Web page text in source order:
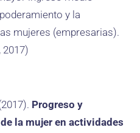
y la
mujeres (empresarias).
2017)
Progreso y
la mujer en actividades